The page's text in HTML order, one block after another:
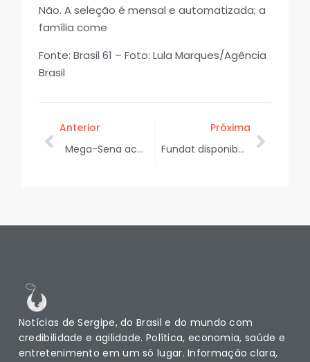
Não. A seleção é mensal e automatizada; a
família come
Fonte: Brasil 61 – Foto: Lula Marques/Agência
Brasil
Anterior
Mega-Sena acumula mais uma vez e prêmio principal vai a R$ 102 milhões
Próxima
Fundat disponibiliza novas vagas de emprego nesta quarta-feira
Notícias de Sergipe, do Brasil e do mundo com
credibilidade e agilidade. Política, economia, saúde e
entretenimento em um só lugar. Informação clara,